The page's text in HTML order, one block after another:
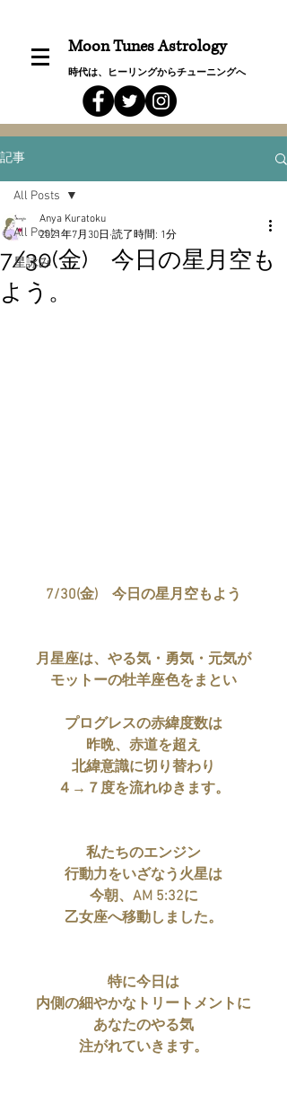
Moon Tunes Astrology
時代は、ヒーリングからチューニングへ
記事
All Posts
星詠み
All Posts
7/30(金) 今日の星月空も
よう。
Anya Kuratoku
2021年7月30日 読了時間: 1分
7/30(金)　今日の星月空もよう
月星座は、やる気・勇気・元気が
モットーの牡羊座色をまとい
プログレスの赤緯度数は
昨晩、赤道を超え
北緯意識に切り替わり
４→７度を流れゆきます。
私たちのエンジン
行動力をいざなう火星は
今朝、AM 5:32に
乙女座へ移動しました。
特に今日は
内側の細やかなトリートメントに
あなたのやる気
注がれていきます。